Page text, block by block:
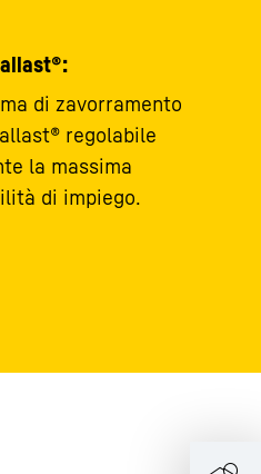
di zavorramento
regolabile
la massima
di impiego.